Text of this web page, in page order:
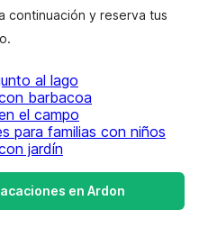
continuación y reserva tus
al lago
barbacoa
el campo
para familias con niños
jardín
en Ardon